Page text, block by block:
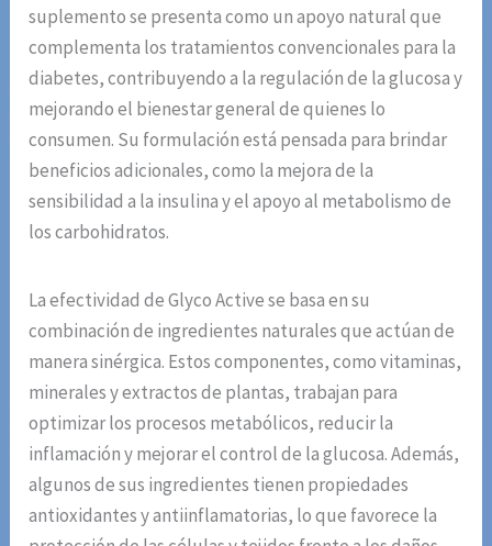
suplemento se presenta como un apoyo natural que
complementa los tratamientos convencionales para la
diabetes, contribuyendo a la regulación de la glucosa y
mejorando el bienestar general de quienes lo
consumen. Su formulación está pensada para brindar
beneficios adicionales, como la mejora de la
sensibilidad a la insulina y el apoyo al metabolismo de
los carbohidratos.
La efectividad de Glyco Active se basa en su
combinación de ingredientes naturales que actúan de
manera sinérgica. Estos componentes, como vitaminas,
minerales y extractos de plantas, trabajan para
optimizar los procesos metabólicos, reducir la
inflamación y mejorar el control de la glucosa. Además,
algunos de sus ingredientes tienen propiedades
antioxidantes y antiinflamatorias, lo que favorece la